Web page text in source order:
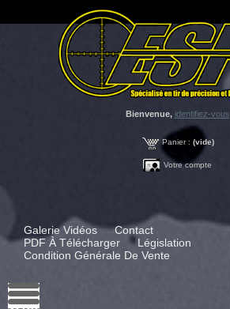
Bienvenue, identifiez-vous
Panier : (vide)
Votre compte
Galerie Vidéos
Contact
PDF À Télécharger
Législation
Condition Générale De Vente